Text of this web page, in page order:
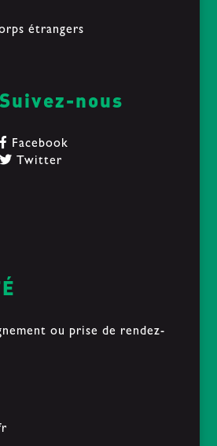
étrangers
Suivez-nous
Facebook
Twitter
ou prise de rendez-